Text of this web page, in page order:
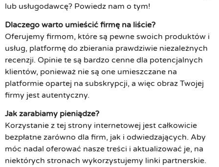
lub usługodawcę? Powiedz nam o tym!
Dlaczego warto umieścić firmę na liście?
Oferujemy firmom, które są pewne swoich produktów i
usług, platformę do zbierania prawdziwie niezależnych
recenzji. Opinie te są bardzo cenne dla potencjalnych
klientów, ponieważ nie są one umieszczane na
platformie opartej na subskrypcji, a więc obraz Twojej
firmy jest autentyczny.
Jak zarabiamy pieniądze?
Korzystanie z tej strony internetowej jest całkowicie
bezpłatne zarówno dla firm, jak i odwiedzających. Aby
móc nadal oferować nasze treści i aktualizować je, na
niektórych stronach wykorzystujemy linki partnerskie.